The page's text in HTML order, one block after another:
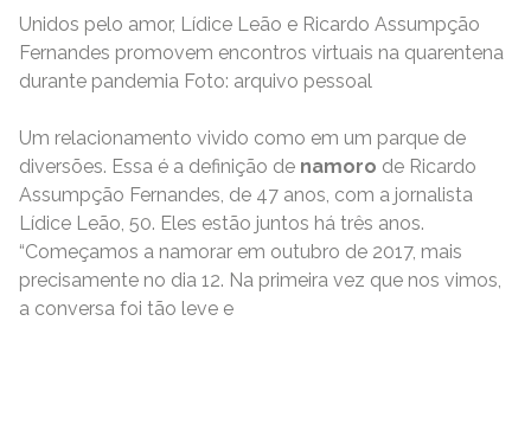
Unidos pelo amor, Lídice Leão e Ricardo Assumpção
Fernandes promovem encontros virtuais na quarentena
durante pandemia Foto: arquivo pessoal
Um relacionamento vivido como em um parque de
diversões. Essa é a definição de namoro de Ricardo
Assumpção Fernandes, de 47 anos, com a jornalista
Lídice Leão, 50. Eles estão juntos há três anos.
“Começamos a namorar em outubro de 2017, mais
precisamente no dia 12. Na primeira vez que nos vimos,
a conversa foi tão leve e